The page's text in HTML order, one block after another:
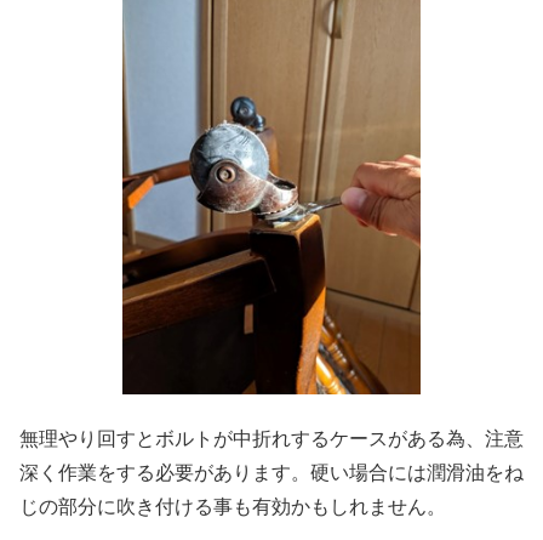
無理やり回すとボルトが中折れするケースがある為、注意
深く作業をする必要があります。硬い場合には潤滑油をね
じの部分に吹き付ける事も有効かもしれません。